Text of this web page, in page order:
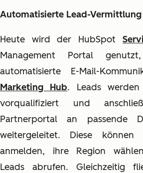
Automatisierte Lead-Vermittlung
Heute wird der HubSpot
Management Portal
automatisierte E-Mail-
Marketing Hub. Leads
vorqualifiziert und
Partnerportal an passende
weitergeleitet. Diese können
anmelden, ihre Region
Leads abrufen. Gleichzeitig